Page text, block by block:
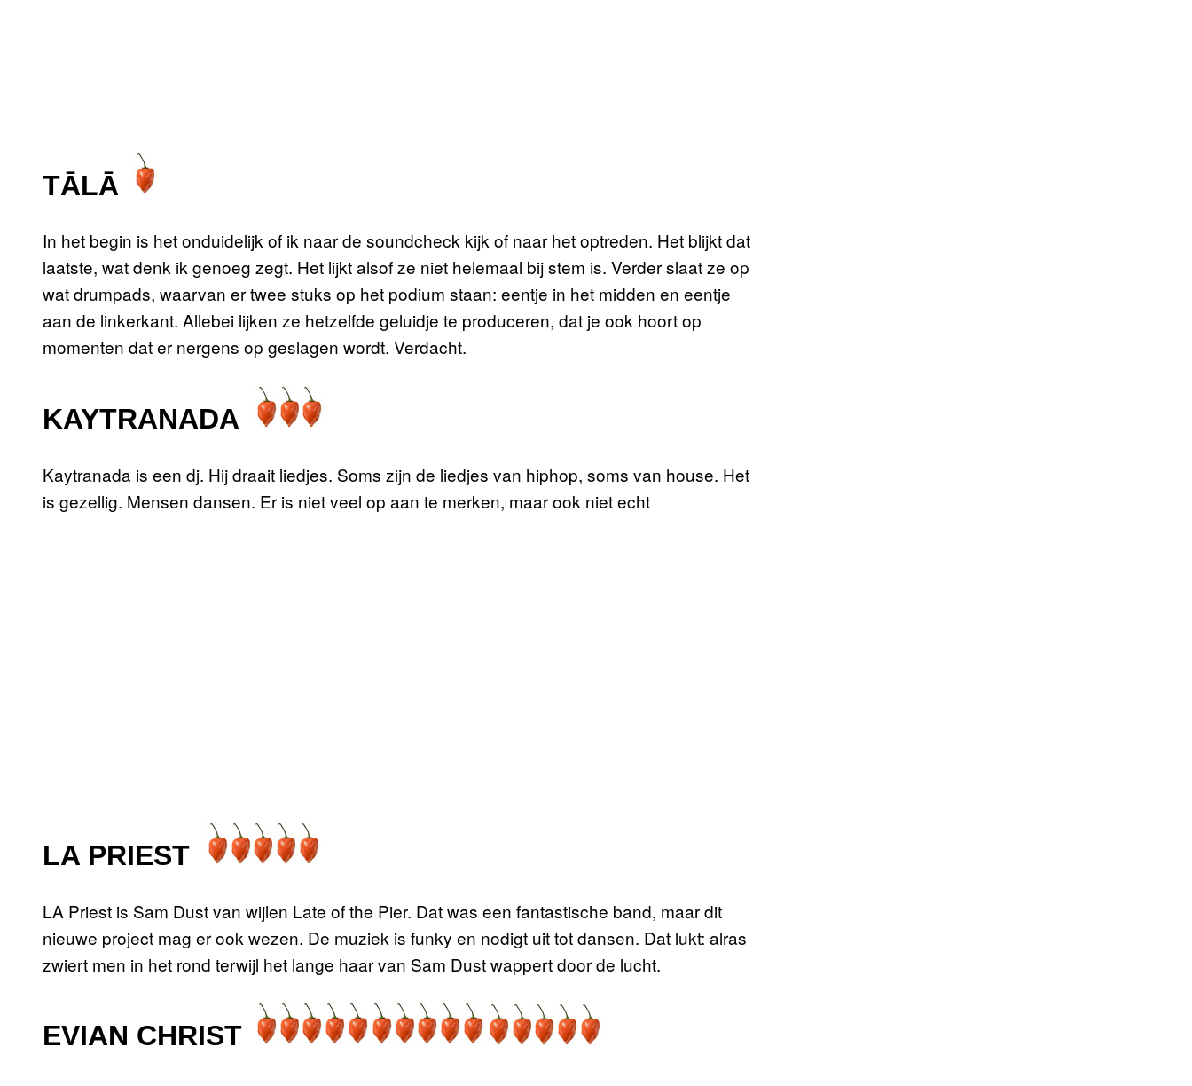
TĀLĀ
In het begin is het onduidelijk of ik naar de soundcheck kijk of naar het optreden. Het blijkt dat
laatste, wat denk ik genoeg zegt. Het lijkt alsof ze niet helemaal bij stem is. Verder slaat ze op
wat drumpads, waarvan er twee stuks op het podium staan: eentje in het midden en eentje
aan de linkerkant. Allebei lijken ze hetzelfde geluidje te produceren, dat je ook hoort op
momenten dat er nergens op geslagen wordt. Verdacht.
KAYTRANADA
Kaytranada is een dj. Hij draait liedjes. Soms zijn de liedjes van hiphop, soms van house. Het
is gezellig. Mensen dansen. Er is niet veel op aan te merken, maar ook niet echt
LA PRIEST
LA Priest is Sam Dust van wijlen Late of the Pier. Dat was een fantastische band, maar dit
nieuwe project mag er ook wezen. De muziek is funky en nodigt uit tot dansen. Dat lukt: alras
zwiert men in het rond terwijl het lange haar van Sam Dust wappert door de lucht.
EVIAN CHRIST